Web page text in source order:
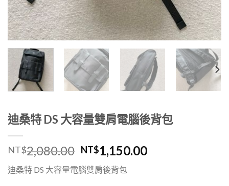
迪桑特 DS 大容量雙肩電腦後背包
NT$2,080.00 NT$1,150.00
迪桑特 DS 大容量電腦雙肩後背包